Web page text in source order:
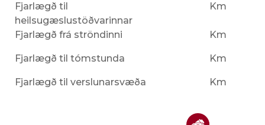
Fjarlægð til
heilsugæslustöðvarinnar
Km
Fjarlægð frá ströndinni Km
Fjarlægð til tómstunda Km
Fjarlægð til verslunarsvæða Km